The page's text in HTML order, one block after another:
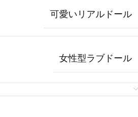
可愛いリアルドール
女性型ラブドール